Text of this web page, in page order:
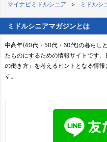
マイナビミドルシニア ミドルシ
ミドルシニアマガジンとは
中高年(40代・50代・60代)の暮らし
たものにするための情報サイトです
の働き方」を考えるヒントとなる情
す。